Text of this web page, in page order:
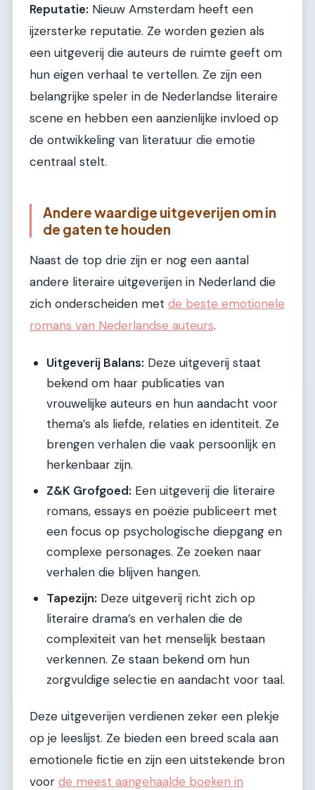
Reputatie: Nieuw Amsterdam heeft een
ijzersterke reputatie. Ze worden gezien als
een uitgeverij die auteurs de ruimte geeft om
hun eigen verhaal te vertellen. Ze zijn een
belangrijke speler in de Nederlandse literaire
scene en hebben een aanzienlijke invloed op
de ontwikkeling van literatuur die emotie
centraal stelt.
Andere waardige uitgeverijen om in
de gaten te houden
Naast de top drie zijn er nog een aantal
andere literaire uitgeverijen in Nederland die
zich onderscheiden met de beste emotionele
romans van Nederlandse auteurs.
Uitgeverij Balans: Deze uitgeverij staat
bekend om haar publicaties van
vrouwelijke auteurs en hun aandacht voor
thema’s als liefde, relaties en identiteit. Ze
brengen verhalen die vaak persoonlijk en
herkenbaar zijn.
Z&K Grofgoed: Een uitgeverij die literaire
romans, essays en poëzie publiceert met
een focus op psychologische diepgang en
complexe personages. Ze zoeken naar
verhalen die blijven hangen.
Tapezijn: Deze uitgeverij richt zich op
literaire drama’s en verhalen die de
complexiteit van het menselijk bestaan
verkennen. Ze staan bekend om hun
zorgvuldige selectie en aandacht voor taal.
Deze uitgeverijen verdienen zeker een plekje
op je leeslijst. Ze bieden een breed scala aan
emotionele fictie en zijn een uitstekende bron
voor de meest aangehaalde boeken in